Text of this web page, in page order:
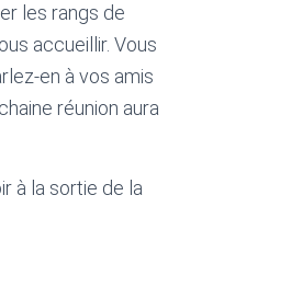
les rangs de
accueillir. Vous
en à vos amis
réunion aura
à la sortie de la